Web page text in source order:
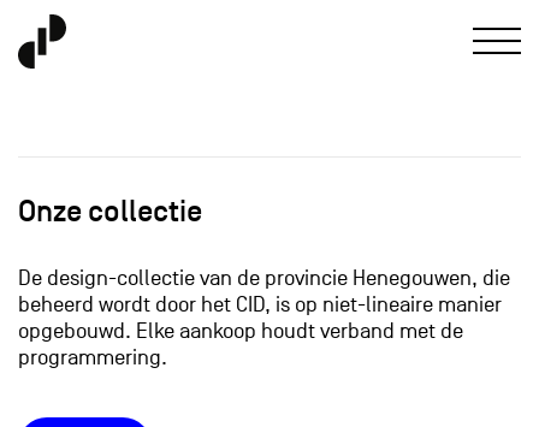
Onze collectie
De design-collectie van de provincie Henegouwen, die
beheerd wordt door het CID, is op niet-lineaire manier
opgebouwd. Elke aankoop houdt verband met de
programmering.